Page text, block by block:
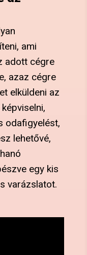
ami
adott cégre
azaz cégre
elküldeni az
odafigyelést,
lehetővé,
egy kis
varázslatot.